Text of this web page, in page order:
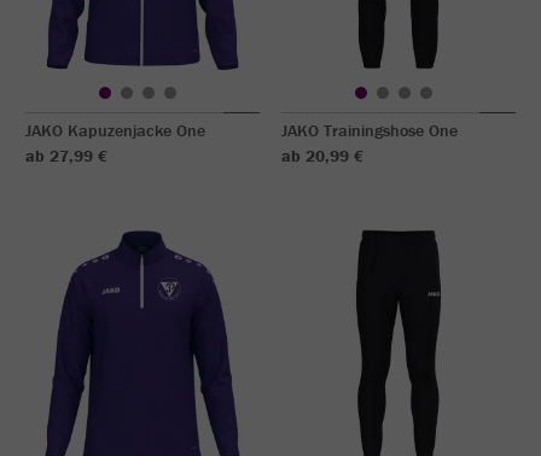
JAKO Kapuzenjacke One
ab 27,99 €
JAKO Trainingshose One
ab 20,99 €